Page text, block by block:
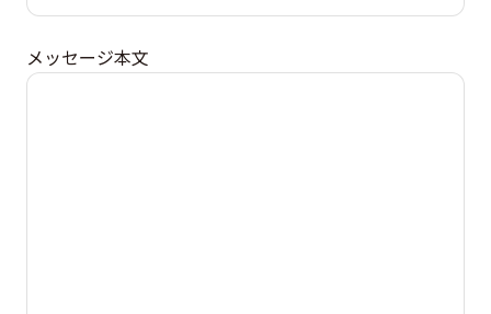
メッセージ本文